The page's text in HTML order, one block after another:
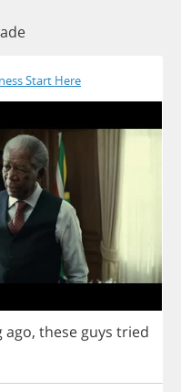
Start Here
ago, these guys tried